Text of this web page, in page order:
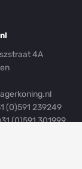
4A
(0)591 239249
(0)591 301999